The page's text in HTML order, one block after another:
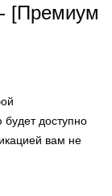
[Премиум
доступно
вам не